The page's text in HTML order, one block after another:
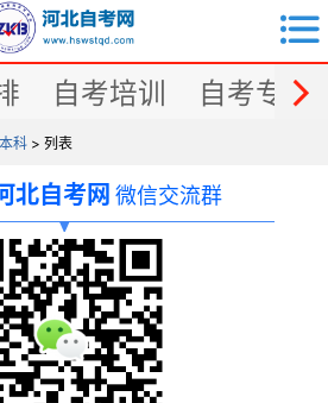

自考培训 自考专业

科 > 列表
北自考网 微信交流群